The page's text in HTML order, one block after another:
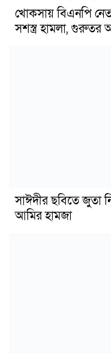
খোকসায় বিএনপি
সশস্ত্র হামলা,
সাঈদীর ছবিতে জুতা
আমির হামজা